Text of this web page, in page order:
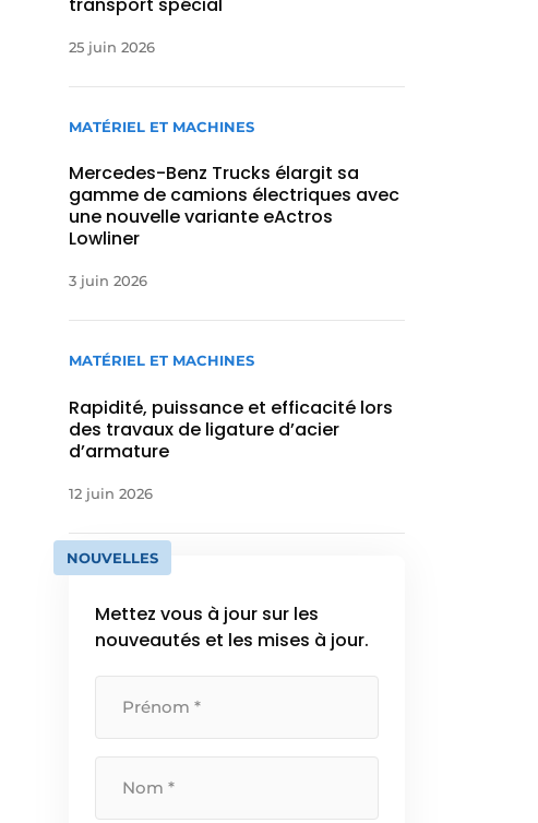
25 juin 2026
MATÉRIEL ET MACHINES
Mercedes-Benz Trucks élargit sa
gamme de camions électriques avec
une nouvelle variante eActros
Lowliner
3 juin 2026
MATÉRIEL ET MACHINES
Rapidité, puissance et efficacité lors
des travaux de ligature d’acier
d’armature
12 juin 2026
NOUVELLES
Mettez vous à jour sur les
nouveautés et les mises à jour.